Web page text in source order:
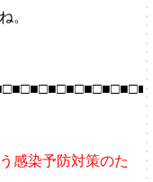
。
感染予防対策のた